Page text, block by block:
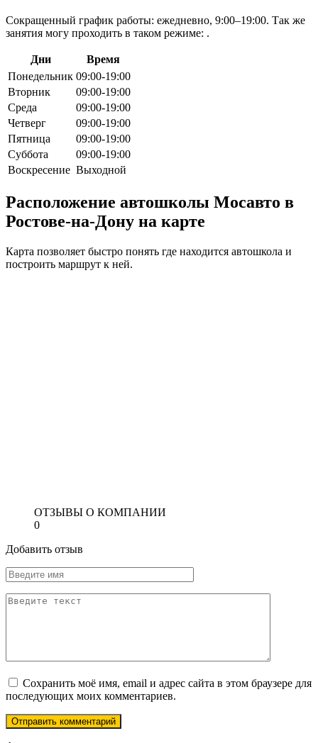
Сокращенный график работы: ежедневно, 9:00–19:00. Так же
занятия могу проходить в таком режиме: .
Дни
Время
Понедельник 09:00-19:00
Вторник
09:00-19:00
Среда
09:00-19:00
Четверг
09:00-19:00
Пятница
09:00-19:00
Суббота
09:00-19:00
Воскресение Выходной
Расположение автошколы Мосавто в
Ростове-на-Дону на карте
Карта позволяет быстро понять где находится автошкола и
построить маршрут к ней.
ОТЗЫВЫ О КОМПАНИИ
0
Добавить отзыв
Сохранить моё имя, email и адрес сайта в этом браузере для
последующих моих комментариев.